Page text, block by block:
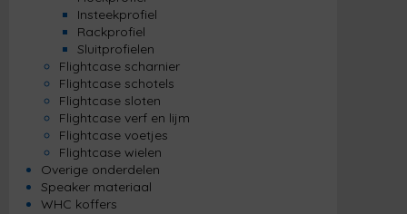
Insteekprofiel
Rackprofiel
Sluitprofielen
Flightcase scharnier
Flightcase schotels
Flightcase sloten
Flightcase verf en lijm
Flightcase voetjes
Flightcase wielen
Overige onderdelen
Speaker materiaal
WHC koffers